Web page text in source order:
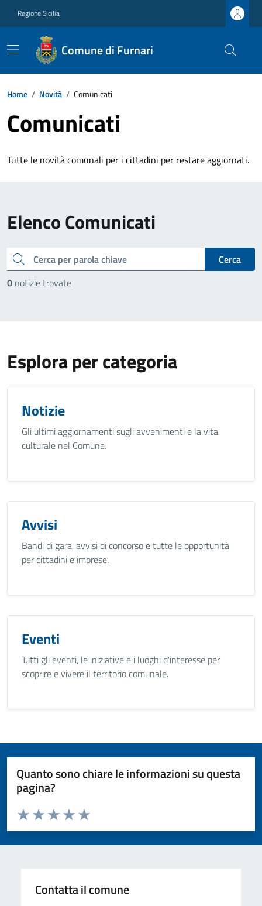
Regione Sicilia
Comune di Furnari
Home / Novità / Comunicati
Comunicati
Tutte le novità comunali per i cittadini per restare aggiornati.
Elenco Comunicati
cerca
Cerca
0 notizie trovate
Esplora per categoria
Notizie
Gli ultimi aggiornamenti sugli avvenimenti e la vita
culturale nel Comune.
Avvisi
Bandi di gara, avvisi di concorso e tutte le opportunità
per cittadini e imprese.
Eventi
Tutti gli eventi, le iniziative e i luoghi d'interesse per
scoprire e vivere il territorio comunale.
Quanto sono chiare le informazioni su questa
pagina?
Valuta da 1 a 5 stelle la pagina
Valuta 5 stelle su 5
Valuta 4 stelle su 5
Valuta 3 stelle su 5
Valuta 2 stelle su 5
Valuta 1 stelle su 5
Contatta il comune